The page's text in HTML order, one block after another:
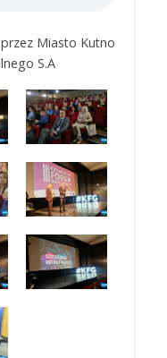
Miasto Kutno
S.A